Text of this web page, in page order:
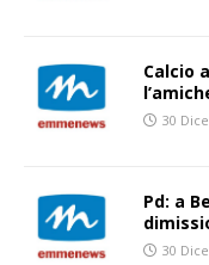
Calcio
30
Pd: a
30